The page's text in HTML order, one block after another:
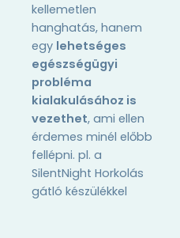
kellemetlen
hanghatás, hanem
egy lehetséges
egészségügyi
probléma
kialakulásához is
vezethet, ami ellen
érdemes minél előbb
fellépni. pl. a
SilentNight Horkolás
gátló készülékkel